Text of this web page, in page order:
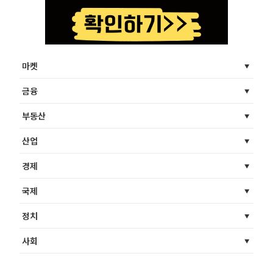
마켓
금융
부동산
산업
경제
국제
정치
사회